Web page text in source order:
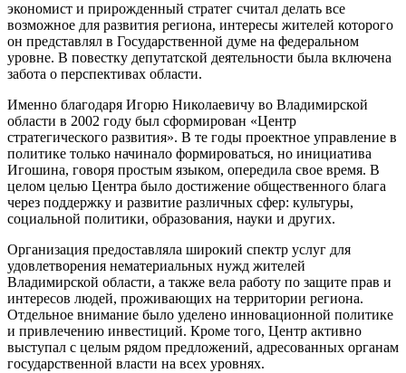
экономист и прирожденный стратег считал делать все
возможное для развития региона, интересы жителей которого
он представлял в Государственной думе на федеральном
уровне. В повестку депутатской деятельности была включена
забота о перспективах области.
Именно благодаря Игорю Николаевичу во Владимирской
области в 2002 году был сформирован «Центр
стратегического развития». В те годы проектное управление в
политике только начинало формироваться, но инициатива
Игошина, говоря простым языком, опередила свое время. В
целом целью Центра было достижение общественного блага
через поддержку и развитие различных сфер: культуры,
социальной политики, образования, науки и других.
Организация предоставляла широкий спектр услуг для
удовлетворения нематериальных нужд жителей
Владимирской области, а также вела работу по защите прав и
интересов людей, проживающих на территории региона.
Отдельное внимание было уделено инновационной политике
и привлечению инвестиций. Кроме того, Центр активно
выступал с целым рядом предложений, адресованных органам
государственной власти на всех уровнях.